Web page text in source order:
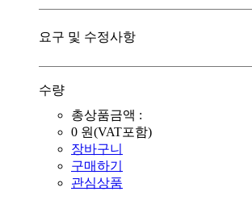
요구 및 수정사항
수량
총상품금액 :
0 원(VAT포함)
장바구니
구매하기
관심상품